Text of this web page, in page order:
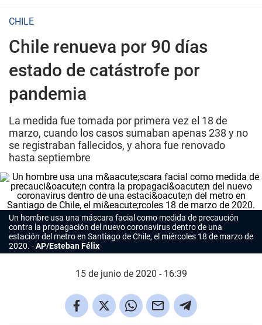
CHILE
Chile renueva por 90 días
estado de catástrofe por
pandemia
La medida fue tomada por primera vez el 18 de
marzo, cuando los casos sumaban apenas 238 y no
se registraban fallecidos, y ahora fue renovado
hasta septiembre
Un hombre usa una máscara facial como medida de precaución
contra la propagación del nuevo coronavirus dentro de una
estación del metro en Santiago de Chile, el miércoles 18 de marzo de
2020.
AP/Esteban Félix
15 de junio de 2020 - 16:39